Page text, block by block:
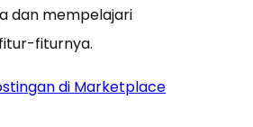
dan mempelajari
fiturnya.
di Marketplace